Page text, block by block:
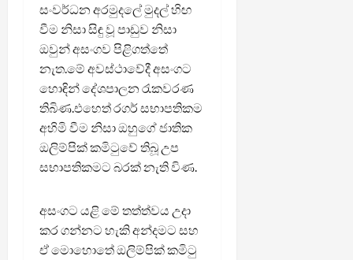
සංවර්ධන අරමුදලේ මුදල් හිඟ
වීම නිසා සිඳු වූ පාඩුව නිසා
ඔවුන් අසංගව පිළිගත්තේ
නැත.මේ අවස්ථාවේදී අසංගට
හොඳින් දේශපාලන රැකවරණ
තිබිණ.එහෙත් රගර් සභාපතිකම
අහිමි වීම නිසා ඔහුගේ ජාතික
ඔලිම්පික් කමිටුවේ තිබූ උප
සභාපතිකමට බරක් නැති විණ.
අසංගට යළි මේ තත්ත්වය උදා
කර ගන්නට හැකි අන්දමට සහ
ඒ මොහොතේ ඔලිම්පික් කමිටු